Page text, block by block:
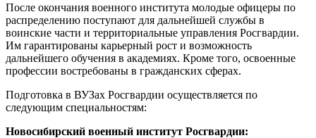
После окончания военного института молодые офицеры по
распределению поступают для дальнейшей службы в
воинские части и территориальные управления Росгвардии.
Им гарантированы карьерный рост и возможность
дальнейшего обучения в академиях. Кроме того, освоенные
профессии востребованы в гражданских сферах.
Подготовка в ВУЗах Росгвардии осуществляется по
следующим специальностям:
Новосибирский военный институт Росгвардии: